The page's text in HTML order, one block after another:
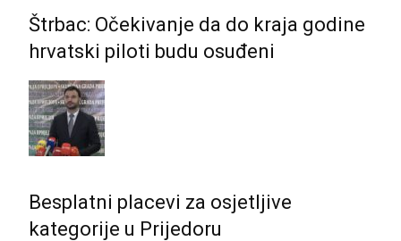
Štrbac: Očekivanje da do kraja godine
hrvatski piloti budu osuđeni
Besplatni placevi za osjetljive
kategorije u Prijedoru